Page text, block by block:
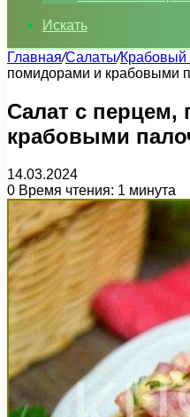
Искать
Главная/Салаты/Крабовый
помидорами и крабовыми
Салат с
крабовыми
14.03.2024
0 Время чтения: 1 минута